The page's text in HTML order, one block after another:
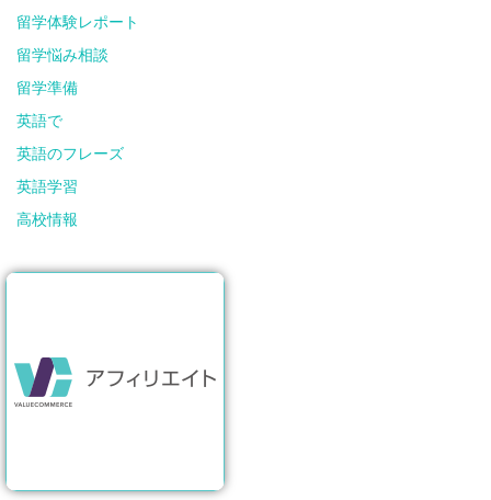
留学体験レポート
留学悩み相談
留学準備
英語で
英語のフレーズ
英語学習
高校情報